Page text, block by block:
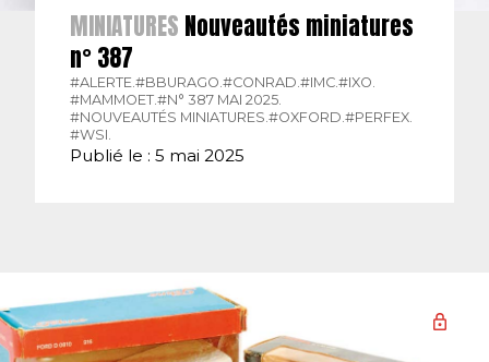
MINIATURES Nouveautés miniatures
n° 387
#ALERTE.#BBURAGO.#CONRAD.#IMC.#IXO.
#MAMMOET.#N° 387 MAI 2025.
#NOUVEAUTÉS MINIATURES.#OXFORD.#PERFEX.
#WSI.
Publié le : 5 mai 2025